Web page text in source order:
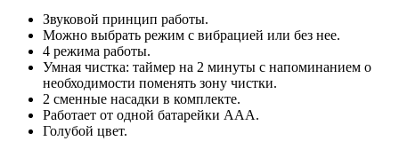
Звуковой принцип работы.
Можно выбрать режим с вибрацией или без нее.
4 режима работы.
Умная чистка: таймер на 2 минуты с напоминанием о
необходимости поменять зону чистки.
2 сменные насадки в комплекте.
Работает от одной батарейки ААА.
Голубой цвет.